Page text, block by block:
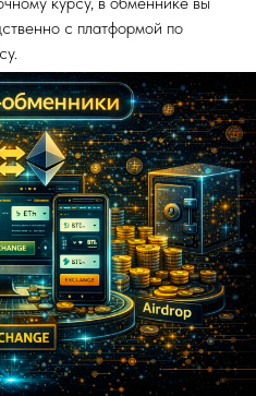
с платформой по